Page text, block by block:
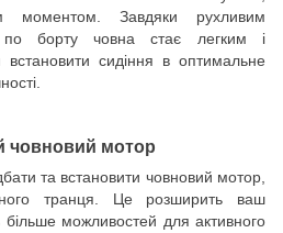
моментом. Завдяки рухливим
по борту човна стає легким і
сидіння в оптимальне
човновий мотор
та встановити човновий мотор,
транця. Це розширить ваш
більше можливостей для активного